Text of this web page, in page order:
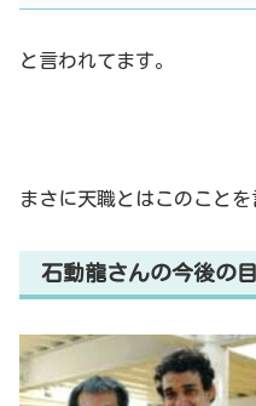
と言われてます。
まさに天職とはこのことを
石動龍さんの今後の